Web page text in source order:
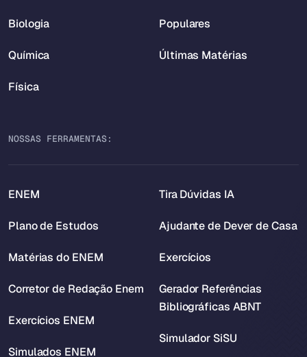
Biologia
Química
Física
Populares
Últimas Matérias
NOSSAS FERRAMENTAS:
ENEM
Plano de Estudos
Matérias do ENEM
Corretor de Redação Enem
Exercícios ENEM
Simulados ENEM
Tira Dúvidas IA
Ajudante de Dever de Casa
Exercícios
Gerador Referências
Bibliográficas ABNT
Simulador SiSU